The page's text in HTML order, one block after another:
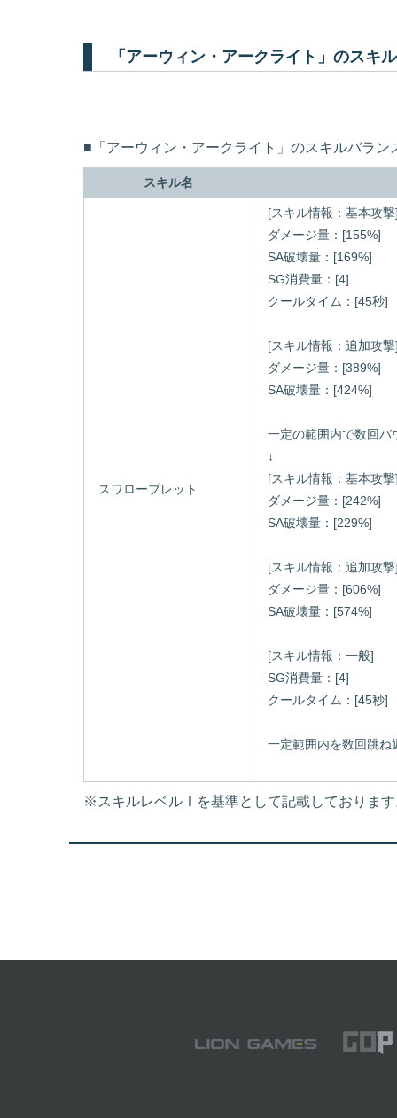
「アーウィン・アークライト」のスキ
■「アーウィン・アークライト」のスキルバラン
スキル名
スワローブレット
[スキル情報：基本攻
ダメージ量：[155%]
SA破壊量：[169%]
SG消費量：[4]
クールタイム：[45秒]
[スキル情報：追加攻
ダメージ量：[389%]
SA破壊量：[424%]
一定の範囲内で数回バ
↓
[スキル情報：基本攻
ダメージ量：[242%]
SA破壊量：[229%]
[スキル情報：追加攻
ダメージ量：[606%]
SA破壊量：[574%]
[スキル情報：一般]
SG消費量：[4]
クールタイム：[45秒]
一定範囲内を数回跳ね
※スキルレベルⅠを基準として記載しておりま